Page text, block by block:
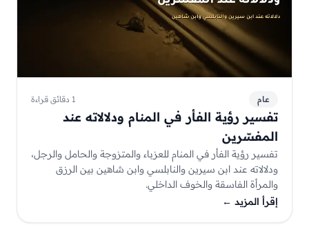
عام 1 دقائق قراءة
تفسير رؤية الفأر في المنام ودلالاته عند
المفسّرين
تفسير رؤية الفأر في المنام للعزباء والمتزوجة والحامل والرجل،
ودلالاته عند ابن سيرين والنابلسي وابن شاهين بين الرزق
والمرأة الفاسقة والخوف الداخلي.
إقرأ المزيد ←